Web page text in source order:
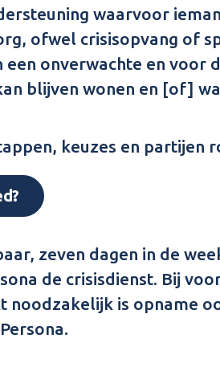
waarvoor
ofwel crisisopvang of
onverwachte en voor
blijven wonen en [of]
keuzes en partijen
zeven dagen in de
de crisisdienst. Bij
noodzakelijk is opname